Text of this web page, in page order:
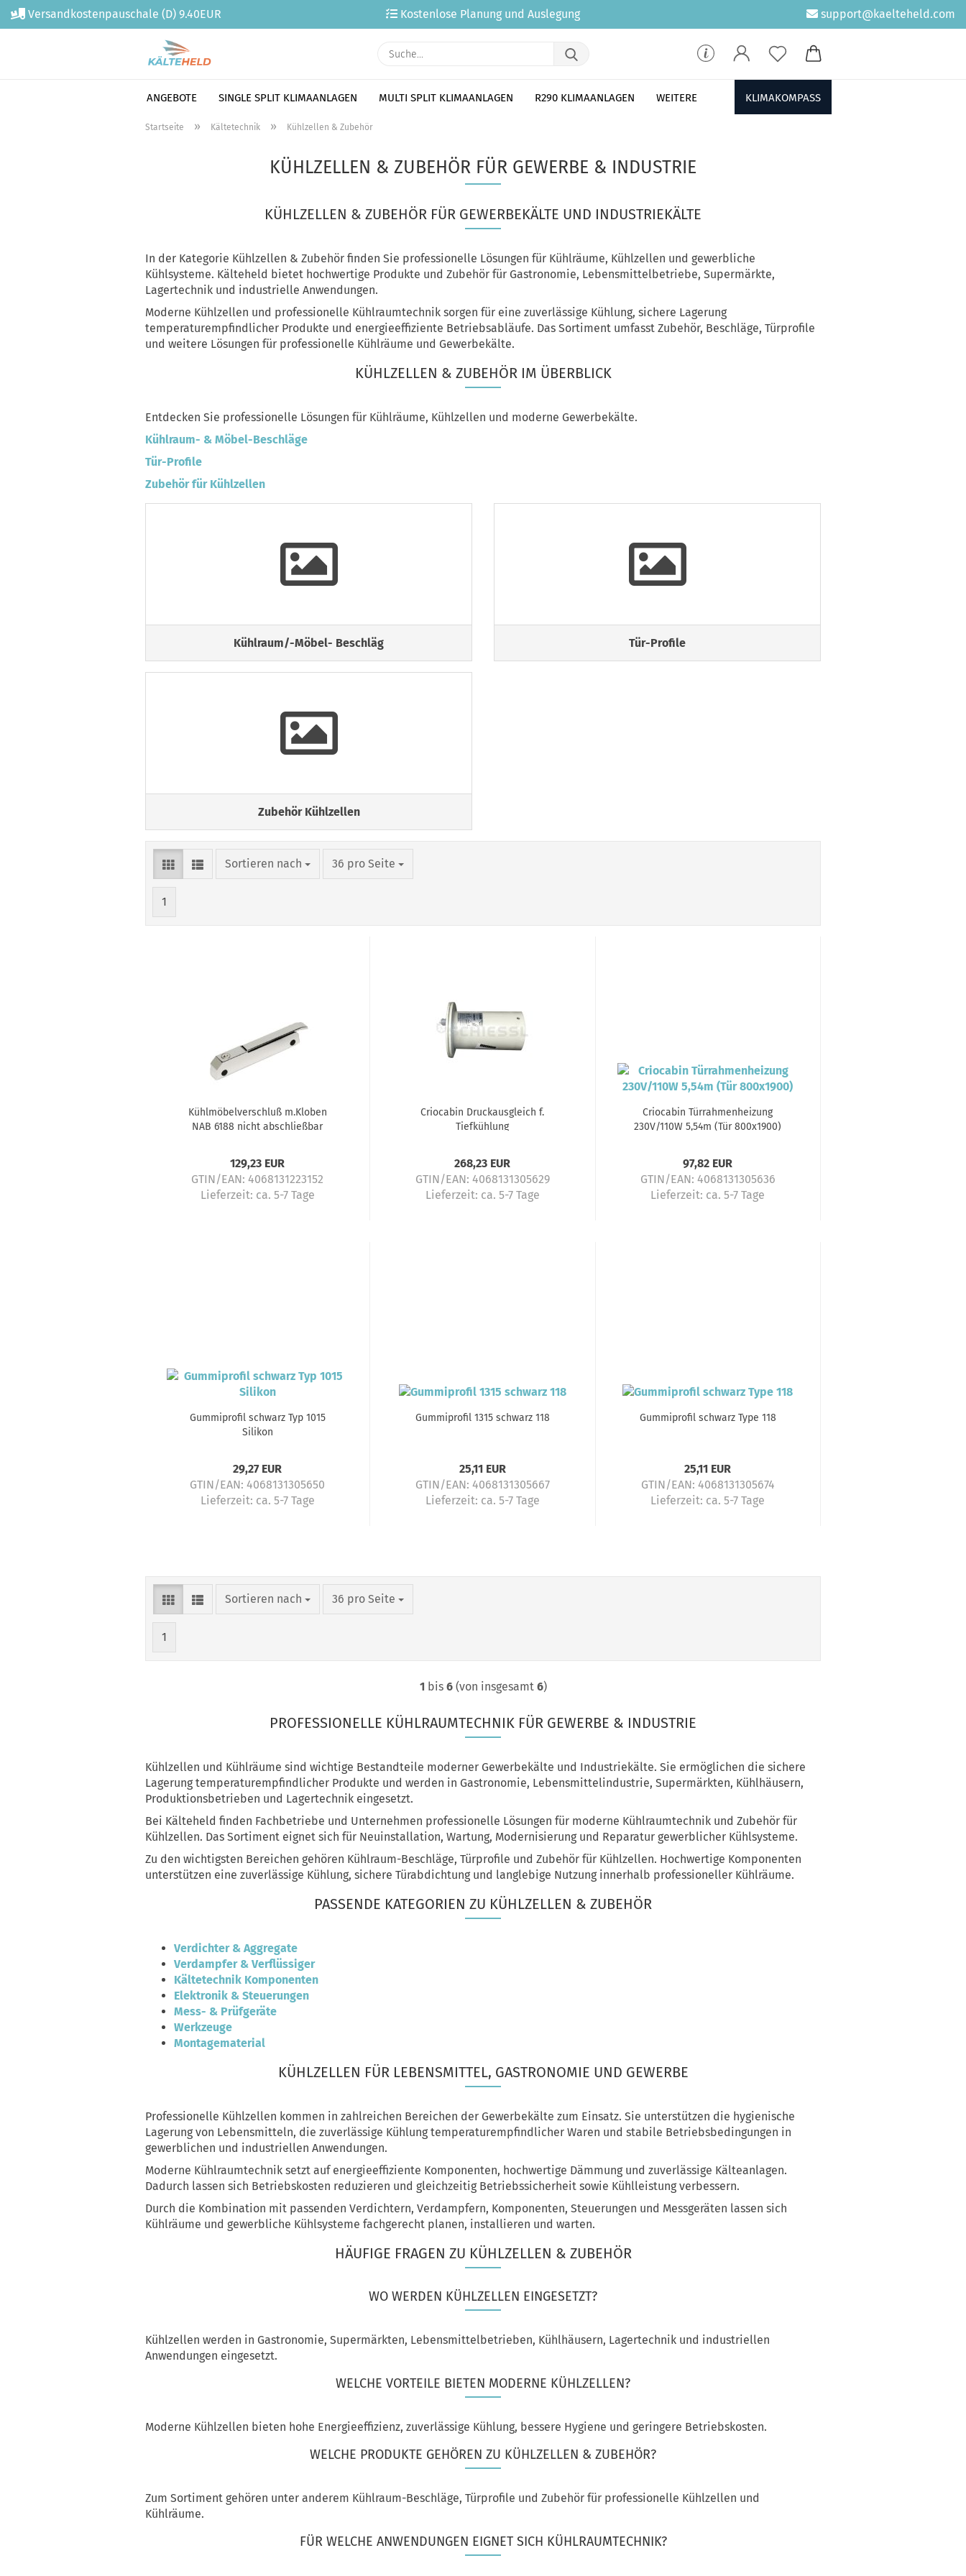
Versandkostenpauschale (D) 9.40EUR Kostenlose Planung und Auslegung support@kaelteheld.com
ANGEBOTE SINGLE SPLIT KLIMAANLAGEN MULTI SPLIT KLIMAANLAGEN R290 KLIMAANLAGEN KLIMAKOMPASS
WEITERE
Startseite » Kältetechnik » Kühlzellen & Zubehör
KÜHLZELLEN & ZUBEHÖR FÜR GEWERBE & INDUSTRIE
KÜHLZELLEN & ZUBEHÖR FÜR GEWERBEKÄLTE UND INDUSTRIEKÄLTE
In der Kategorie Kühlzellen & Zubehör finden Sie professionelle Lösungen für Kühlräume, Kühlzellen und gewerbliche
Kühlsysteme. Kälteheld bietet hochwertige Produkte und Zubehör für Gastronomie, Lebensmittelbetriebe, Supermärkte,
Lagertechnik und industrielle Anwendungen.
Moderne Kühlzellen und professionelle Kühlraumtechnik sorgen für eine zuverlässige Kühlung, sichere Lagerung
temperaturempfindlicher Produkte und energieeffiziente Betriebsabläufe. Das Sortiment umfasst Zubehör, Beschläge, Türprofile
und weitere Lösungen für professionelle Kühlräume und Gewerbekälte.
KÜHLZELLEN & ZUBEHÖR IM ÜBERBLICK
Entdecken Sie professionelle Lösungen für Kühlräume, Kühlzellen und moderne Gewerbekälte.
Kühlraum- & Möbel-Beschläge
Tür-Profile
Zubehör für Kühlzellen
Kühlraum/-Möbel- Beschläg Tür-Profile
Zubehör Kühlzellen
Sortieren nach
Sortieren nach 36 pro Seite
pro Seite
1
Kühlmöbelverschluß m.Kloben
NAB 6188 nicht abschließbar
129,23 EUR
GTIN/EAN: 4068131223152
Lieferzeit: ca. 5-7 Tage
Criocabin Druckausgleich f.
Tiefkühlung
268,23 EUR
GTIN/EAN: 4068131305629
Lieferzeit: ca. 5-7 Tage
Criocabin Türrahmenheizung
230V/110W 5,54m (Tür 800x1900)
97,82 EUR
GTIN/EAN: 4068131305636
Lieferzeit: ca. 5-7 Tage
Gummiprofil schwarz Typ 1015
Silikon
29,27 EUR
GTIN/EAN: 4068131305650
Lieferzeit: ca. 5-7 Tage
Gummiprofil 1315 schwarz 118
25,11 EUR
GTIN/EAN: 4068131305667
Lieferzeit: ca. 5-7 Tage
Gummiprofil schwarz Type 118
25,11 EUR
GTIN/EAN: 4068131305674
Lieferzeit: ca. 5-7 Tage
Sortieren nach
Sortieren nach 36 pro Seite
pro Seite
1
1 bis 6(von insgesamt 6)
PROFESSIONELLE KÜHLRAUMTECHNIK FÜR GEWERBE & INDUSTRIE
Kühlzellen und Kühlräume sind wichtige Bestandteile moderner Gewerbekälte und Industriekälte. Sie ermöglichen die sichere
Lagerung temperaturempfindlicher Produkte und werden in Gastronomie, Lebensmittelindustrie, Supermärkten, Kühlhäusern,
Produktionsbetrieben und Lagertechnik eingesetzt.
Bei Kälteheld finden Fachbetriebe und Unternehmen professionelle Lösungen für moderne Kühlraumtechnik und Zubehör für
Kühlzellen. Das Sortiment eignet sich für Neuinstallation, Wartung, Modernisierung und Reparatur gewerblicher Kühlsysteme.
Zu den wichtigsten Bereichen gehören Kühlraum-Beschläge, Türprofile und Zubehör für Kühlzellen. Hochwertige Komponenten
unterstützen eine zuverlässige Kühlung, sichere Türabdichtung und langlebige Nutzung innerhalb professioneller Kühlräume.
PASSENDE KATEGORIEN ZU KÜHLZELLEN & ZUBEHÖR
Verdichter & Aggregate
Verdampfer & Verflüssiger
Kältetechnik Komponenten
Elektronik & Steuerungen
Mess- & Prüfgeräte
Werkzeuge
Montagematerial
KÜHLZELLEN FÜR LEBENSMITTEL, GASTRONOMIE UND GEWERBE
Professionelle Kühlzellen kommen in zahlreichen Bereichen der Gewerbekälte zum Einsatz. Sie unterstützen die hygienische
Lagerung von Lebensmitteln, die zuverlässige Kühlung temperaturempfindlicher Waren und stabile Betriebsbedingungen in
gewerblichen und industriellen Anwendungen.
Moderne Kühlraumtechnik setzt auf energieeffiziente Komponenten, hochwertige Dämmung und zuverlässige Kälteanlagen.
Dadurch lassen sich Betriebskosten reduzieren und gleichzeitig Betriebssicherheit sowie Kühlleistung verbessern.
Durch die Kombination mit passenden Verdichtern, Verdampfern, Komponenten, Steuerungen und Messgeräten lassen sich
Kühlräume und gewerbliche Kühlsysteme fachgerecht planen, installieren und warten.
HÄUFIGE FRAGEN ZU KÜHLZELLEN & ZUBEHÖR
WO WERDEN KÜHLZELLEN EINGESETZT?
Kühlzellen werden in Gastronomie, Supermärkten, Lebensmittelbetrieben, Kühlhäusern, Lagertechnik und industriellen
Anwendungen eingesetzt.
WELCHE VORTEILE BIETEN MODERNE KÜHLZELLEN?
Moderne Kühlzellen bieten hohe Energieeffizienz, zuverlässige Kühlung, bessere Hygiene und geringere Betriebskosten.
WELCHE PRODUKTE GEHÖREN ZU KÜHLZELLEN & ZUBEHÖR?
Zum Sortiment gehören unter anderem Kühlraum-Beschläge, Türprofile und Zubehör für professionelle Kühlzellen und
Kühlräume.
FÜR WELCHE ANWENDUNGEN EIGNET SICH KÜHLRAUMTECHNIK?